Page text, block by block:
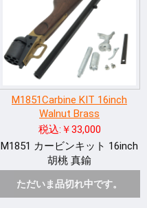
M1851Carbine KIT 16inch
Walnut Brass
税込:￥33,000
M1851 カービンキット 16inch
胡桃 真鍮
ただいま品切れ中です。